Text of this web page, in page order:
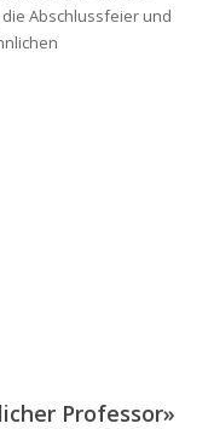
Abschlussfeier und
Professor»